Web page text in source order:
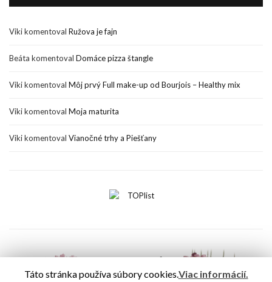
Vikikomentoval Ružova je fajn
Beáta komentoval Domáce pizza štangle
Vikikomentoval Môj prvý Full make-up od Bourjois – Healthy mix
Vikikomentoval Moja maturita
Vikikomentoval Vianočné trhy a Piešťany
Táto stránka používa súbory cookies.Viac informácií.